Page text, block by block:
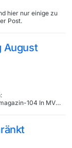
hier nur einige zu
Post.
August
104 In MV